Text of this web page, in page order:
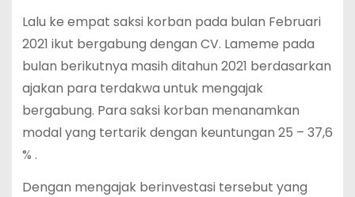
Lalu ke empat saksi korban pada bulan Februari
2021 ikut bergabung dengan CV. Lameme pada
bulan berikutnya masih ditahun 2021 berdasarkan
ajakan para terdakwa untuk mengajak
bergabung. Para saksi korban menanamkan
modal yang tertarik dengan keuntungan 25 – 37,6
% .
Dengan mengajak berinvestasi tersebut yang